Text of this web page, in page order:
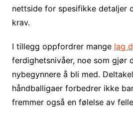
nettside for spesifikke detaljer
krav.
I tillegg oppfordrer mange lag
ferdighetsnivåer, noe som gjør
nybegynnere å bli med.
håndballigaer forbedrer ikke
fremmer også en følelse av